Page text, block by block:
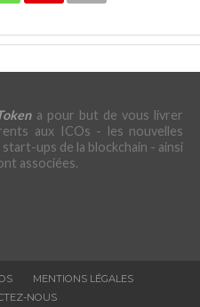
a pour but de vous livrer
aux ICOs - les nouvelles
ups de la blockchain - ainsi
associées.
MENTIONS LÉGALES
NOUS